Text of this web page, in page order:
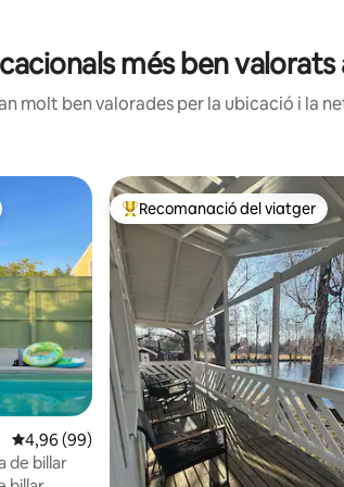
més ben valorats
molt ben valorades per la ubicació i la
viatgers
4,96 de puntuació mitjana d'un total de 5; 99
4,96 (99)
de billar
Principals recomanacions dels
Recomanació del viatger